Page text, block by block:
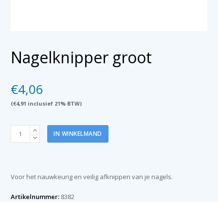
Nagelknipper groot
€4,06
(€4,91 inclusief 21% BTW)
Nagelknipper
groot
IN WINKELMAND
Voor het nauwkeurig en veilig afknippen van je nagels.
Artikelnummer: 8382